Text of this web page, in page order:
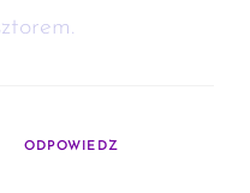
ODPOWIEDZ